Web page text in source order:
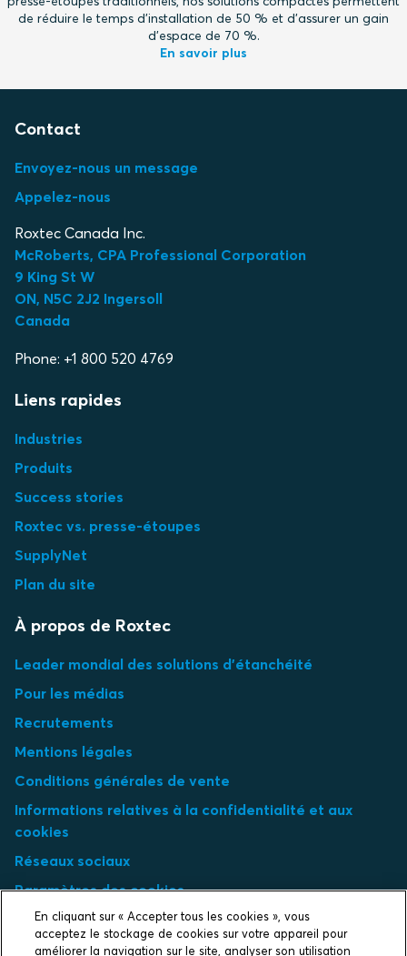
de réduire le temps d'installation de 50 % et d'assurer un gain
d'espace de 70 %.
En savoir plus
Contact
Envoyez-nous un message
Appelez-nous
Roxtec Canada Inc.
McRoberts, CPA Professional Corporation
9 King St W
ON, N5C 2J2 Ingersoll
Canada
Phone: +1 800 520 4769
Liens rapides
Industries
Produits
Success stories
Roxtec vs. presse-étoupes
SupplyNet
Plan du site
À propos de Roxtec
Leader mondial des solutions d'étanchéité
Pour les médias
Recrutements
Mentions légales
Conditions générales de vente
Informations relatives à la confidentialité et aux
cookies
Réseaux sociaux
Paramètres des cookies
Select market
En cliquant sur « Accepter tous les cookies », vous
acceptez le stockage de cookies sur votre appareil pour
améliorer la navigation sur le site, analyser son utilisation